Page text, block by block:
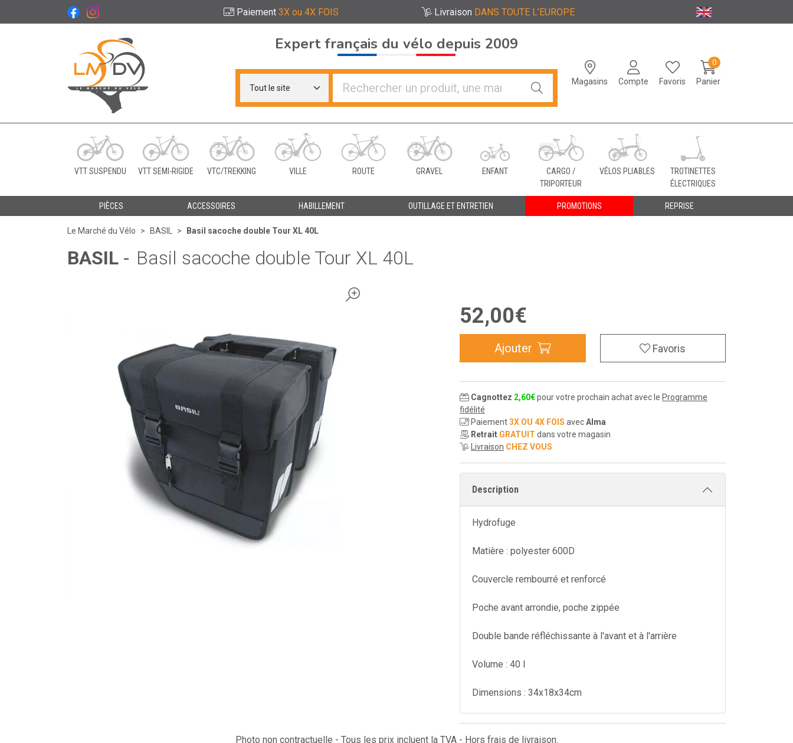
Paiement 3X ou 4X FOIS Livraison DANS TOUTE L’EUROPE
Le Marché du Vélo Votre distributeurs de vélo
Magasins Compte Favoris Panier
0
Expert français du vélo depuis 2009
VTT SUSPENDU VTT SEMI-RIGIDE VTC/TREKKING VILLE ROUTE GRAVEL ENFANT
CARGO /
TRIPORTEUR
VÉLOS PLIABLES
TROTINETTES
ÉLECTRIQUES
PIÈCES ACCESSOIRES HABILLEMENT OUTILLAGE ET ENTRETIEN PROMOTIONS REPRISE
Le Marché du Vélo BASIL Basil sacoche double Tour XL 40L
BASIL - Basil sacoche double Tour XL 40L
52,00€
Ajouter Favoris
Cagnottez 2,60€pour votre prochain achat avec le Programme
fidélité
Paiement3X OU 4X FOIS avecAlma
Retrait GRATUIT dans votre magasin
Livraison CHEZ VOUS
Description
Hydrofuge
Matière : polyester 600D
Couvercle rembourré et renforcé
Poche avant arrondie, poche zippée
Double bande réfléchissante à l'avant et à l'arrière
Volume : 40 l
Dimensions : 34x18x34cm
Photo non contractuelle - Tous les prix incluent la TVA - Hors frais de livraison.